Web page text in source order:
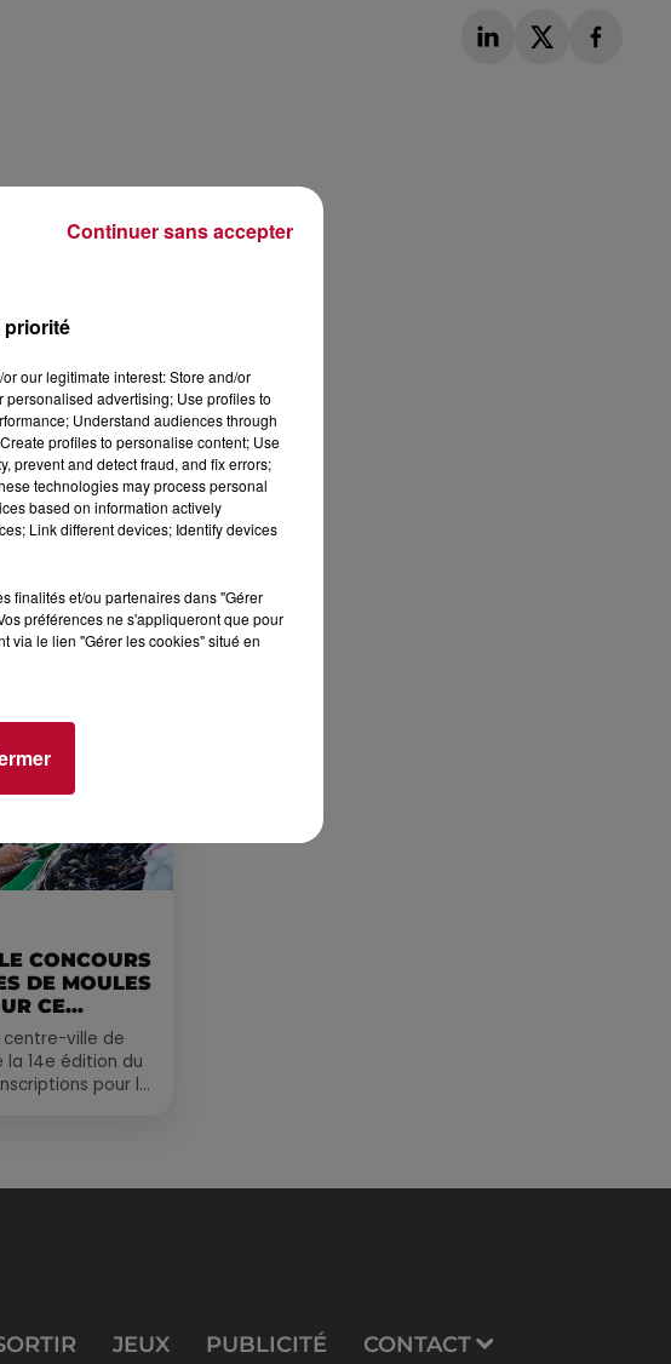
Voir plus
CONCOURS
DE MOULES
CE...
ville de
la 14e édition du
pour le
JEUX PUBLICITÉ CONTACT
priorité
our legitimate interest: Store and/or
advertising; Use profiles to
Understand audiences through
profiles to personalise content; Use
prevent and detect fraud, and fix errors;
technologies may process personal
based on information actively
Link different devices; Identify devices
finalités et/ou partenaires dans "Gérer
préférences ne s'appliqueront que pour
via le lien "Gérer les cookies" situé en
Continuer sans accepter